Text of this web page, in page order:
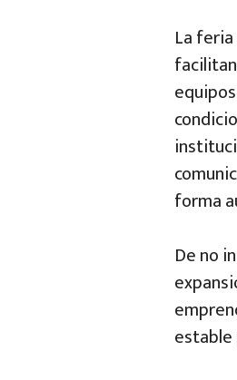
La
forma
De no
estable